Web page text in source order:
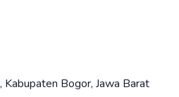
Kabupaten Bogor, Jawa Barat